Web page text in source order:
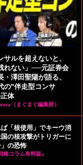
サルを超えないと、
れない」──元証券会
・澤田聖陽が語る、
の"伴走型コンサ
体
（まぐまぐ編集部）
「核使用」でキーウ消
の核攻撃がトリガーに
の恐怖
略コラム有料版』